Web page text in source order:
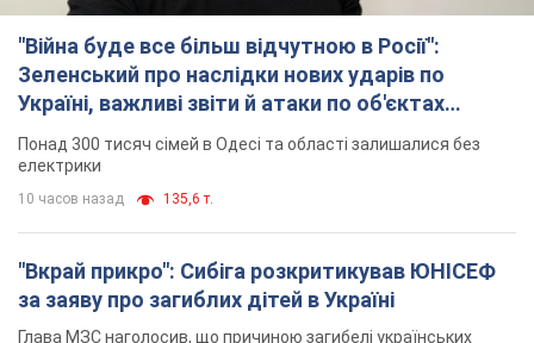
дітей є війна, яку розв'язала РФ
8 часов назад 8,5 т.
"Суттєві руйнування": Росія завдала
масованого удару по видобувних активах і
буровому майданчику "Укрнафти"
БПЛА
9 часов назад 7,0 т.